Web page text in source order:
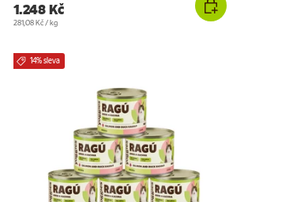
1.248 Kč
Cena za jednotku
281,08 Kč/ kg
14% sleva